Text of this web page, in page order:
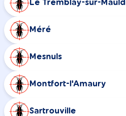
Le Tremblay-sur-
Méré
Mesnuls
Montfort-l'Amaury
Sartrouville